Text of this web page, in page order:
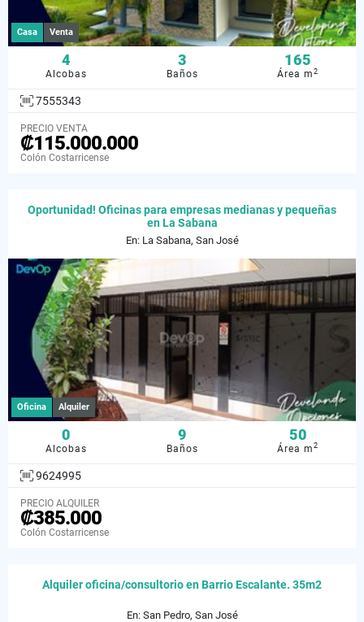
Casa Venta
4
Alcobas
3
Baños
165
Área m2
7555343
PRECIO VENTA
₡115.000.000
Colón Costarricense
Oportunidad! Oficinas para empresas medianas y pequeñas
en La Sabana
En: La Sabana, San José
Oficina Alquiler
0
Alcobas
9
Baños
50
Área m2
9624995
PRECIO ALQUILER
₡385.000
Colón Costarricense
Alquiler oficina/consultorio en Barrio Escalante. 35m2
En: San Pedro, San José